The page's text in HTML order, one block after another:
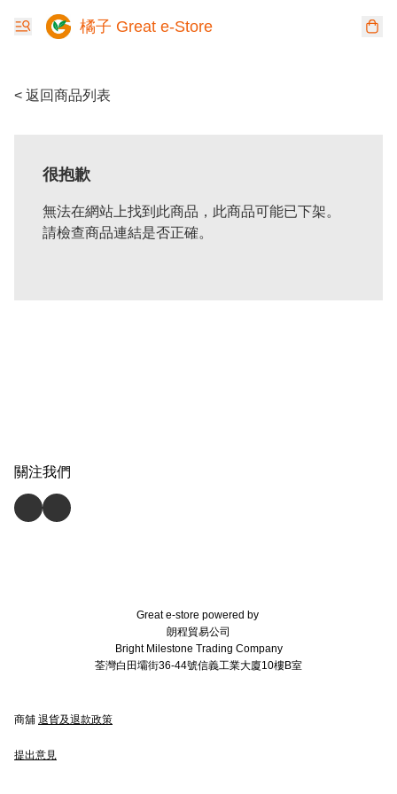
橘子 Great e-Store
< 返回商品列表
很抱歉
無法在網站上找到此商品，此商品可能已下架。
請檢查商品連結是否正確。
關注我們
Great e-store powered by
朗程貿易公司
Bright Milestone Trading Company
荃灣白田壩街36-44號信義工業大廈10樓B室
商舖 退貨及退款政策
提出意見